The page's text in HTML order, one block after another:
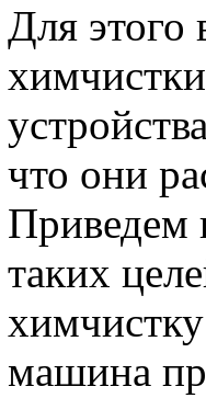
Для
что они
Приведем
таких
машина